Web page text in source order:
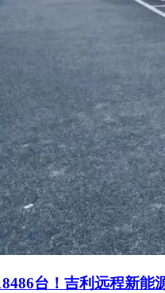
台！吉利远程新能